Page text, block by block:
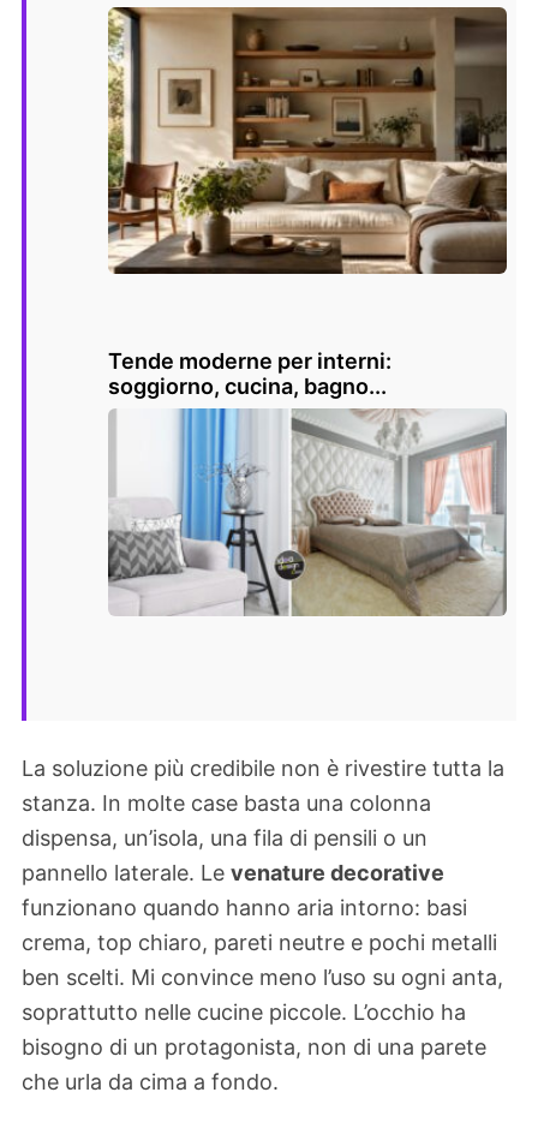
Tende moderne per interni:
soggiorno, cucina, bagno...
La soluzione più credibile non è rivestire tutta la
stanza. In molte case basta una colonna
dispensa, un’isola, una fila di pensili o un
pannello laterale. Le venature decorative
funzionano quando hanno aria intorno: basi
crema, top chiaro, pareti neutre e pochi metalli
ben scelti. Mi convince meno l’uso su ogni anta,
soprattutto nelle cucine piccole. L’occhio ha
bisogno di un protagonista, non di una parete
che urla da cima a fondo.